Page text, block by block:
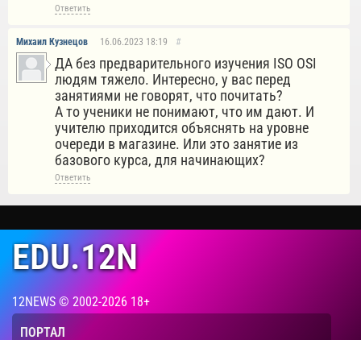
Ответить
Михаил Кузнецов 16.06.2023 18:19 #
ДА без предварительного изучения ISO OSI
людям тяжело. Интересно, у вас перед
занятиями не говорят, что почитать?
А то ученики не понимают, что им дают. И
учителю приходится объяснять на уровне
очереди в магазине. Или это занятие из
базового курса, для начинающих?
Ответить
EDU.12N
12NEWS © 2002-2026 18+
ПОРТАЛ